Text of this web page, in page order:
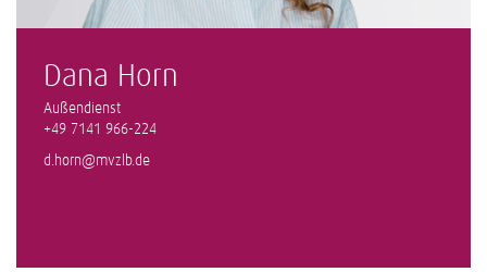
Dana Horn
Außendienst
+49 7141 966-224
d.horn@mvzlb.de